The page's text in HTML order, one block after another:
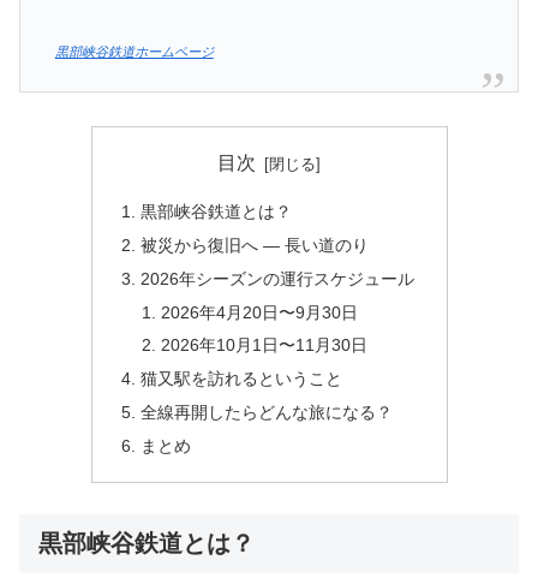
黒部峡谷鉄道ホームページ
目次
黒部峡谷鉄道とは？
被災から復旧へ — 長い道のり
2026年シーズンの運行スケジュール
2026年4月20日〜9月30日
2026年10月1日〜11月30日
猫又駅を訪れるということ
全線再開したらどんな旅になる？
まとめ
黒部峡谷鉄道とは？